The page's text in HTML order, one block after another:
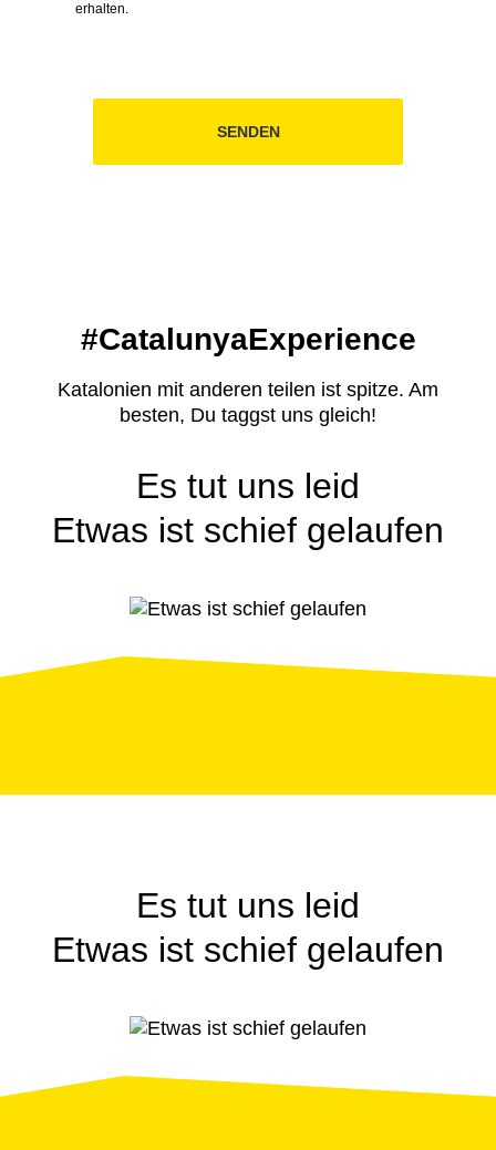
erhalten.
SENDEN
#CatalunyaExperience
Katalonien mit anderen teilen ist spitze. Am
besten, Du taggst uns gleich!
Es tut uns leid
Etwas ist schief gelaufen
Es tut uns leid
Etwas ist schief gelaufen